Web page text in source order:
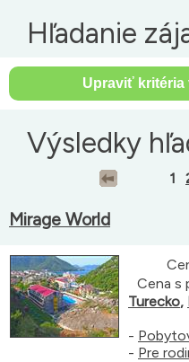
Hľadanie
Výsledky
1
Mirage World
Cena s
Turecko,
-
- Pre